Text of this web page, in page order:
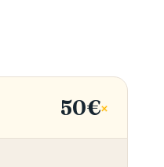
50€+